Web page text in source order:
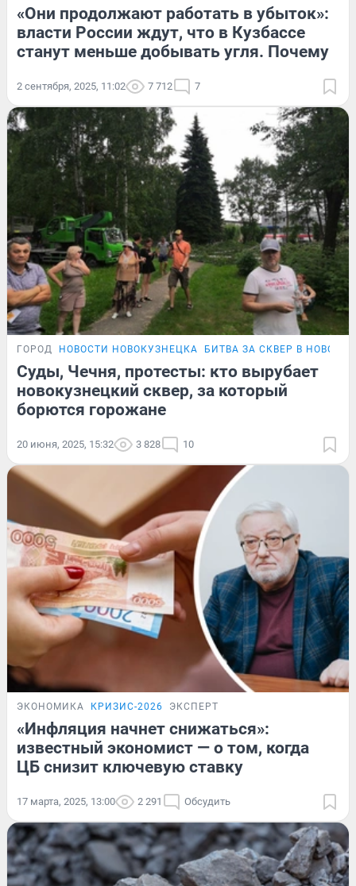
«Они продолжают работать в убыток»:
власти России ждут, что в Кузбассе
станут меньше добывать угля. Почему
2 сентября, 2025, 11:02 7 712 7
ГОРОД НОВОСТИ НОВОКУЗНЕЦКА БИТВА ЗА СКВЕР В
Суды, Чечня, протесты: кто вырубает
новокузнецкий сквер, за который
борются горожане
20 июня, 2025, 15:32 3 828 10
ЭКОНОМИКА КРИЗИС-2026 ЭКСПЕРТ
«Инфляция начнет снижаться»:
известный экономист — о том, когда
ЦБ снизит ключевую ставку
17 марта, 2025, 13:00 2 291 Обсудить